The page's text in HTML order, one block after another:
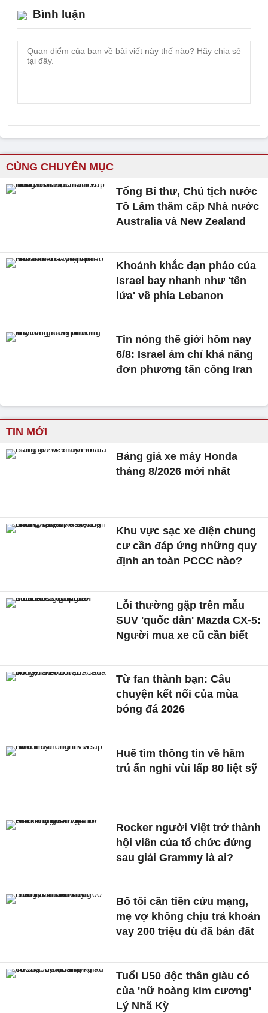
Bình luận
CÙNG CHUYÊN MỤC
Tổng Bí thư, Chủ tịch nước
Tô Lâm thăm cấp Nhà nước
Australia và New Zealand
Khoảnh khắc đạn pháo của
Israel bay nhanh như 'tên
lửa' về phía Lebanon
Tin nóng thế giới hôm nay
6/8: Israel ám chỉ khả năng
đơn phương tấn công Iran
TIN MỚI
Bảng giá xe máy Honda
tháng 8/2026 mới nhất
Khu vực sạc xe điện chung
cư cần đáp ứng những quy
định an toàn PCCC nào?
Lỗi thường gặp trên mẫu
SUV 'quốc dân' Mazda CX-5:
Người mua xe cũ cần biết
Từ fan thành bạn: Câu
chuyện kết nối của mùa
bóng đá 2026
Huế tìm thông tin về hầm
trú ẩn nghi vùi lấp 80 liệt sỹ
Rocker người Việt trở thành
hội viên của tổ chức đứng
sau giải Grammy là ai?
Bố tôi cần tiền cứu mạng,
mẹ vợ không chịu trả khoản
vay 200 triệu dù đã bán đất
Tuổi U50 độc thân giàu có
của 'nữ hoàng kim cương'
Lý Nhã Kỳ